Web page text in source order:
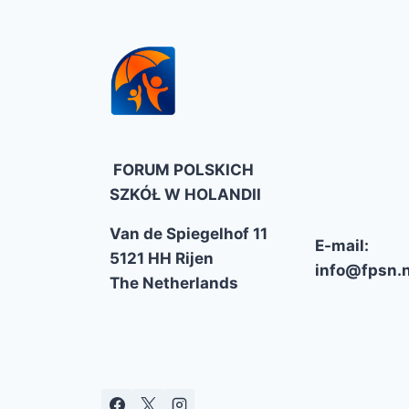
FORUM POLSKICH
SZKÓŁ W HOLANDII
Van de Spiegelhof 11
5121 HH Rijen
The Netherlands
E-mail: